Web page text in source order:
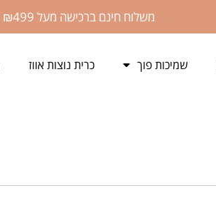
משלוח חינם ברכישה מעל ₪499 *
שמיכות פוך כרית נוצות אווז